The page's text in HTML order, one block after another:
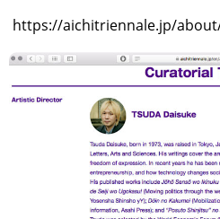
https://aichitriennale.jp/